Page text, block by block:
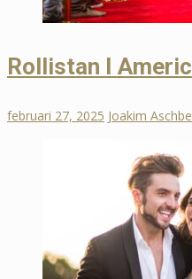
Rollistan I
februari 27, 2025 Joakim